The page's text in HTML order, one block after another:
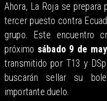
Ahora, La Roja se prepara
tercer puesto contra
grupo. Este encuentro
próximo sábado 9 de
transmitido por T13 y
buscarán sellar su
importante duelo.